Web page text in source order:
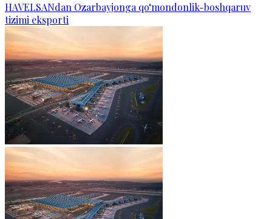
HAVELSANdan Ozarbayjonga qo‘mondonlik-boshqaruv
tizimi eksporti